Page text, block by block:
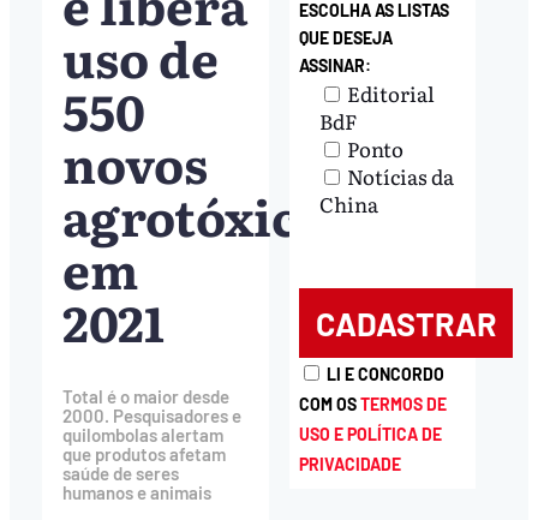
uso de
550
novos
agrotóxicos
em
2021
Total é o maior desde
2000. Pesquisadores e
quilombolas alertam
que produtos afetam
saúde de seres
humanos e animais
ESCOLHA AS LISTAS
QUE DESEJA
ASSINAR:
Editorial
BdF
Ponto
Notícias da
China
LI E CONCORDO
COM OSTERMOS DE
USO E POLÍTICA DE
PRIVACIDADE